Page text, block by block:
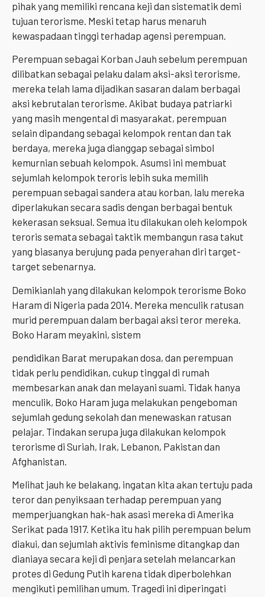
pihak yang memiliki rencana keji dan sistematik demi
tujuan terorisme. Meski tetap harus menaruh
kewaspadaan tinggi terhadap agensi perempuan.
Perempuan sebagai Korban Jauh sebelum perempuan
dilibatkan sebagai pelaku dalam aksi-aksi terorisme,
mereka telah lama dijadikan sasaran dalam berbagai
aksi kebrutalan terorisme. Akibat budaya patriarki
yang masih mengental di masyarakat, perempuan
selain dipandang sebagai kelompok rentan dan tak
berdaya, mereka juga dianggap sebagai simbol
kemurnian sebuah kelompok. Asumsi ini membuat
sejumlah kelompok teroris lebih suka memilih
perempuan sebagai sandera atau korban, lalu mereka
diperlakukan secara sadis dengan berbagai bentuk
kekerasan seksual. Semua itu dilakukan oleh kelompok
teroris semata sebagai taktik membangun rasa takut
yang biasanya berujung pada penyerahan diri target-
target sebenarnya.
Demikianlah yang dilakukan kelompok terorisme Boko
Haram di Nigeria pada 2014. Mereka menculik ratusan
murid perempuan dalam berbagai aksi teror mereka.
Boko Haram meyakini, sistem
pendidikan Barat merupakan dosa, dan perempuan
tidak perlu pendidikan, cukup tinggal di rumah
membesarkan anak dan melayani suami. Tidak hanya
menculik, Boko Haram juga melakukan pengeboman
sejumlah gedung sekolah dan menewaskan ratusan
pelajar. Tindakan serupa juga dilakukan kelompok
terorisme di Suriah, Irak, Lebanon, Pakistan dan
Afghanistan.
Melihat jauh ke belakang, ingatan kita akan tertuju pada
teror dan penyiksaan terhadap perempuan yang
memperjuangkan hak-hak asasi mereka di Amerika
Serikat pada 1917. Ketika itu hak pilih perempuan belum
diakui, dan sejumlah aktivis feminisme ditangkap dan
dianiaya secara keji di penjara setelah melancarkan
protes di Gedung Putih karena tidak diperbolehkan
mengikuti pemilihan umum. Tragedi ini diperingati